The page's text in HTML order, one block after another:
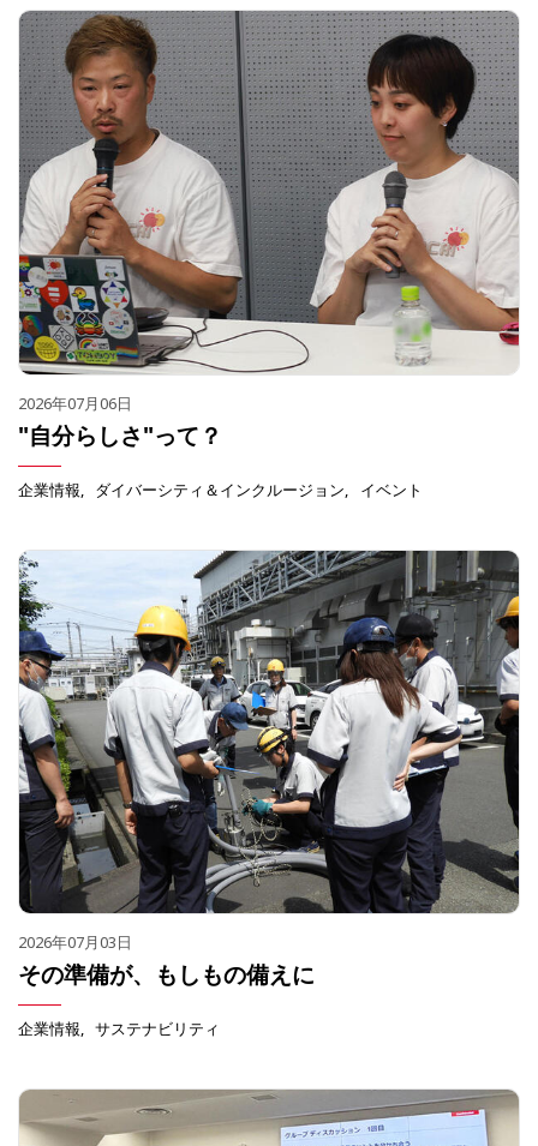
2026年07月06日
"自分らしさ"って？
企業情報 ダイバーシティ＆インクルージョン イベント
2026年07月03日
その準備が、もしもの備えに
企業情報 サステナビリティ